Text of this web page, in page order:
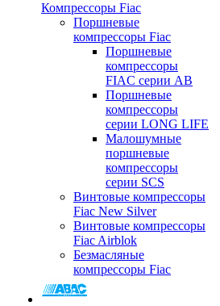
Компрессоры Fiac
Поршневые
компрессоры Fiac
Поршневые
компрессоры
FIAC серии AB
Поршневые
компрессоры
серии LONG LIFE
Малошумные
поршневые
компрессоры
серии SCS
Винтовые компрессоры
Fiac New Silver
Винтовые компрессоры
Fiac Airblok
Безмасляные
компрессоры Fiac